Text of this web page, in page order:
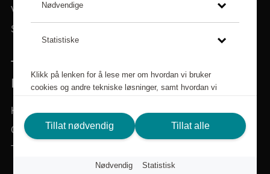
Nødvendige
Statistiske
Klikk på lenken for å lese mer om hvordan vi bruker
cookies og andre tekniske løsninger, samt hvordan vi
Personvernspolicy
Tillat nødvendig Tillat alle
Nødvendig Statistisk
Varemerker
Søk i sortiment
TRENGER DU HJELP? VI ER HER FOR
DEG!
Kundeservice
Om Scandic Friends
Tilbake til scandichotels.no